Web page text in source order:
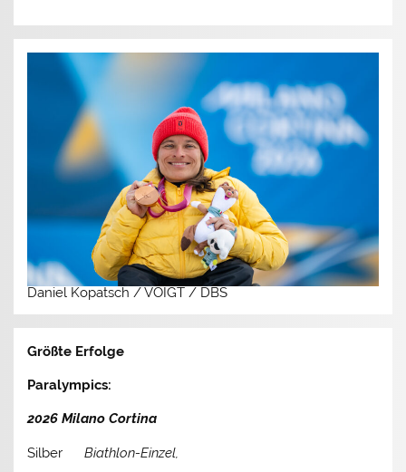
Daniel Kopatsch / VOIGT / DBS
Größte Erfolge
Paralympics:
2026 Milano Cortina
SilberBiathlon-Einzel,